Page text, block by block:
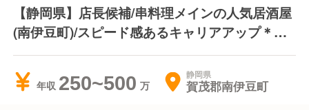
【静岡県】店長候補/串料理メインの人気居酒屋
(南伊豆町)/スピード感あるキャリアアップ＊転
居費用負担＊独立支援制度あり
年収 250~500 静岡県
賀茂郡南伊豆町